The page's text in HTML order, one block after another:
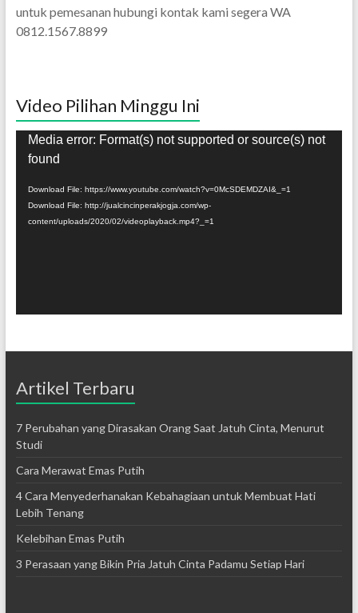
untuk pemesanan hubungi kontak kami segera WA
0812.1567.8899
Video Pilihan Minggu Ini
Pemutar
Video
Media error: Format(s) not supported or source(s) not
found
Download File: https://www.youtube.com/watch?v=0McSDEMDZAI&_=1
Download File: http://jualcincinperakjogja.com/wp-
content/uploads/2020/02/videoplayback.mp4?_=1
Artikel Terbaru
7 Perubahan yang Dirasakan Orang Saat Jatuh Cinta, Menurut
Studi
Cara Merawat Emas Putih
4 Cara Menyederhanakan Kebahagiaan untuk Membuat Hati
Lebih Tenang
Kelebihan Emas Putih
3 Perasaan yang Bikin Pria Jatuh Cinta Padamu Setiap Hari